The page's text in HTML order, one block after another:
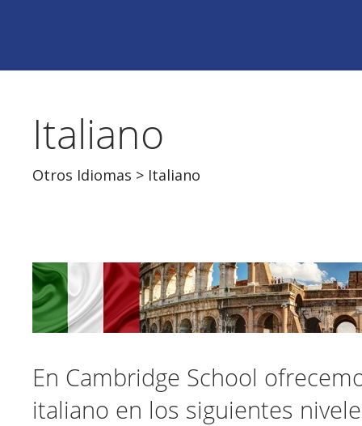
Italiano
Otros Idiomas > Italiano
En Cambridge School
italiano en los siguientes